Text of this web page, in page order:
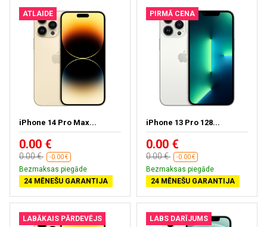
ATLAIDE
iPhone 14 Pro Max...
0.00 €
0.00 € -0.00 €
Bezmaksas piegāde
24 MĒNEŠU GARANTIJA
PIRMĀ CENA
iPhone 13 Pro 128...
0.00 €
0.00 € -0.00 €
Bezmaksas piegāde
24 MĒNEŠU GARANTIJA
LABĀKAIS PĀRDEVĒJS LABS DARĪJUMS